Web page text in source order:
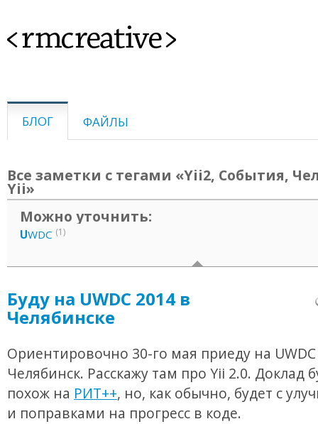
<rmcreative>
БЛОГ ФАЙЛЫ
Все заметки с тегами «Yii2, События,
Yii»
Можно уточнить:
UWDC (1)
Буду на UWDC 2014 в
Челябинске
Ориентировочно 30-го мая приеду на
Челябинск. Расскажу там про Yii 2.0. Доклад
похож на РИТ++, но, как обычно, будет с
и поправками на прогресс в коде.